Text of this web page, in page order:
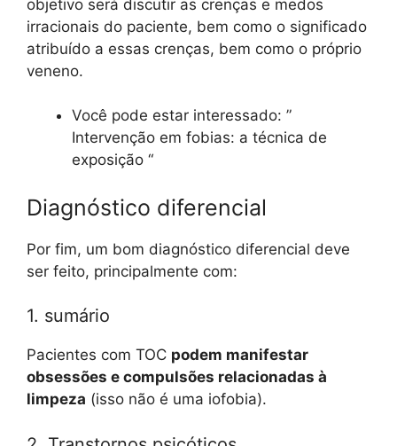
objetivo será discutir as crenças e medos
irracionais do paciente, bem como o significado
atribuído a essas crenças, bem como o próprio
veneno.
Você pode estar interessado: ”
Intervenção em fobias: a técnica de
exposição “
Diagnóstico diferencial
Por fim, um bom diagnóstico diferencial deve
ser feito, principalmente com:
1. sumário
Pacientes com TOC podem manifestar
obsessões e compulsões relacionadas à
limpeza (isso não é uma iofobia).